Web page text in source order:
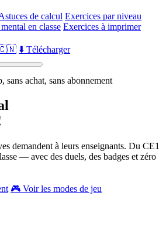
de calcul Exercices par niveau
en classe Exercices à imprimer
⬇️ Télécharger
achat, sans abonnement
demandent à leurs enseignants. Du CE1
— avec des duels, des badges et zéro
🎮 Voir les modes de jeu